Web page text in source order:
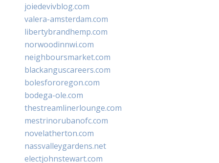
joiedevivblog.com
valera-amsterdam.com
libertybrandhemp.com
norwoodinnwi.com
neighboursmarket.com
blackanguscareers.com
bolesfororegon.com
bodega-ole.com
thestreamlinerlounge.com
mestrinorubanofc.com
novelatherton.com
nassvalleygardens.net
electjohnstewart.com